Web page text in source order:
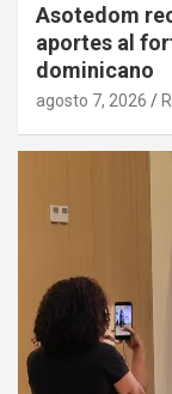
Asotedom
aportes al
dominicano
agosto 7, 2026